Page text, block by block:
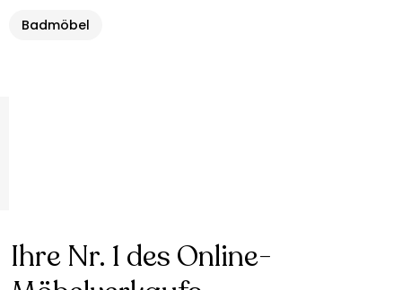
Badmöbel
Ihre Nr. 1 des Online-